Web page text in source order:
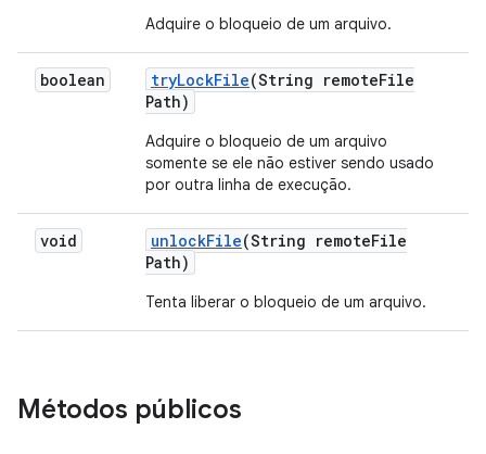
Adquire o bloqueio de um arquivo.
boolean tryLockFile(String remoteFile
Path)
Adquire o bloqueio de um arquivo
somente se ele não estiver sendo usado
por outra linha de execução.
void unlockFile(String remoteFile
Path)
Tenta liberar o bloqueio de um arquivo.
Métodos públicos